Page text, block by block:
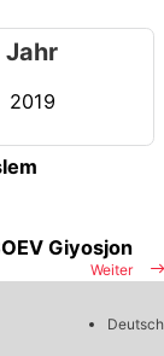
Jahr
2019
Weiter
Giyosjon
Deutsch